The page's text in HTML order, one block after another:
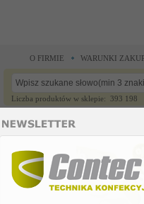
O FIRMIE WARUNKI
Liczba produktów w sklepie: 393 198
CZĘŚCI ZAMIENNE
> Nożyczki > NOZYCZKI
NOZYCZKI zyg-zak